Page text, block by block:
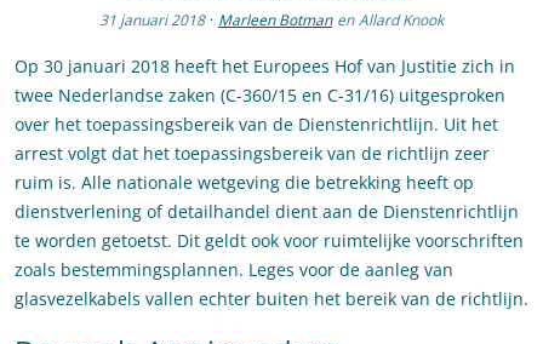
31 januari 2018 · Marleen Botman en Allard Knook
Op 30 januari 2018 heeft het Europees Hof van Justitie zich in
twee Nederlandse zaken (C-360/15 en C-31/16) uitgesproken
over het toepassingsbereik van de Dienstenrichtlijn. Uit het
arrest volgt dat het toepassingsbereik van de richtlijn zeer
ruim is. Alle nationale wetgeving die betrekking heeft op
dienstverlening of detailhandel dient aan de Dienstenrichtlijn
te worden getoetst. Dit geldt ook voor ruimtelijke voorschriften
zoals bestemmingsplannen. Leges voor de aanleg van
glasvezelkabels vallen echter buiten het bereik van de richtlijn.